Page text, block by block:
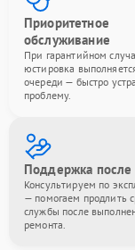
Приоритетное
обслуживание
При гарантийном
юстировка
очереди — быстро
проблему.
Поддержка после
Консультируем по
— помогаем продлить
службы после
ремонта.